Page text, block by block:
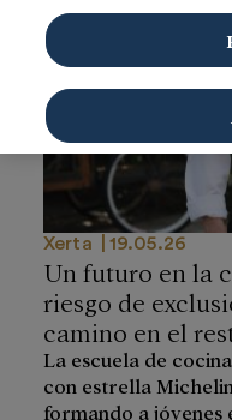
Xerta 19.05.26
Un futuro en la
riesgo de
camino en el
La escuela de
con estrella
formando a jóvenes